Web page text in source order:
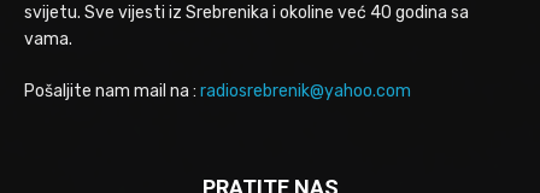
svijetu. Sve vijesti iz Srebrenika i okoline već 40 godina sa
vama.
Pošaljite nam mail na : radiosrebrenik@yahoo.com
PRATITE NAS